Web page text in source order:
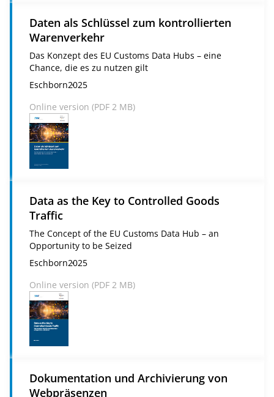
Daten als Schlüssel zum kontrollierten
Warenverkehr
Das Konzept des EU Customs Data Hubs – eine
Chance, die es zu nutzen gilt
Eschborn2025
Online version (PDF 2 MB)
Data as the Key to Controlled Goods
Traffic
The Concept of the EU Customs Data Hub – an
Opportunity to be Seized
Eschborn2025
Online version (PDF 2 MB)
Dokumentation und Archivierung von
Webpräsenzen